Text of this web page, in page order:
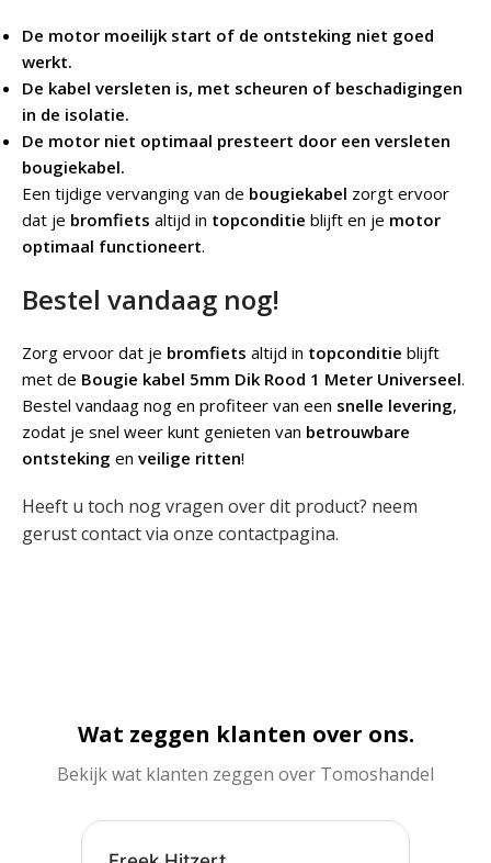
De motor moeilijk start of de ontsteking niet goed
werkt.
De kabel versleten is, met scheuren of beschadigingen
in de isolatie.
De motor niet optimaal presteert door een versleten
bougiekabel.
Een tijdige vervanging van de bougiekabel zorgt ervoor
dat je bromfiets altijd in topconditie blijft en je motor
optimaal functioneert.
Bestel vandaag nog!
Zorg ervoor dat je bromfiets altijd in topconditie blijft
met de Bougie kabel 5mm Dik Rood 1 Meter Universeel.
Bestel vandaag nog en profiteer van een snelle levering,
zodat je snel weer kunt genieten van betrouwbare
ontsteking en veilige ritten!
Heeft u toch nog vragen over dit product? neem
gerust contact via onze contactpagina.
Wat zeggen klanten over ons.
Bekijk wat klanten zeggen over Tomoshandel